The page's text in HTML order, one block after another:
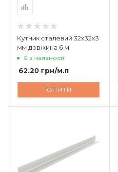
Кутник сталевий 32х32х3
мм довжина 6 м.
Є в наявності
62.20 грн/м.п
КУПИТИ